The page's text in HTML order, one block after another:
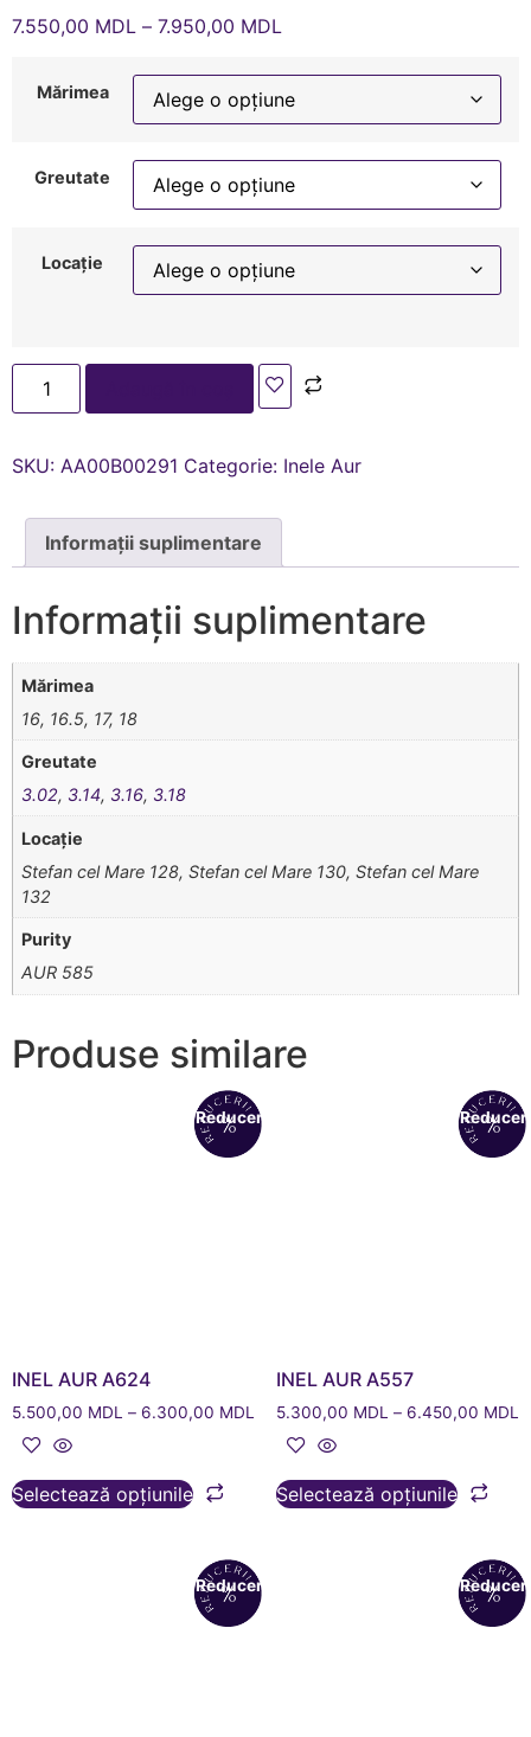
7.550,00 MDL – 7.950,00 MDL
Mărimea
Greutate
Locație
SKU: AA00В00291 Categorie: Inele Aur
Informații suplimentare
Informații suplimentare
Mărimea
16, 16.5, 17, 18
Greutate
3.02, 3.14, 3.16, 3.18
Locație
Stefan cel Mare 128, Stefan cel Mare 130, Stefan cel Mare
132
Purity
AUR 585
Produse similare
Reduceri!
INEL AUR A624
5.500,00 MDL – 6.300,00 MDL
Selectează opțiunile
INEL AUR A557
5.300,00 MDL – 6.450,00 MDL
Selectează opțiunile
Reduceri!